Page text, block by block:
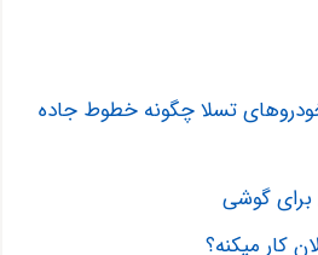
تسلا چگونه خطوط جاده
گوشی
کار میکنه؟